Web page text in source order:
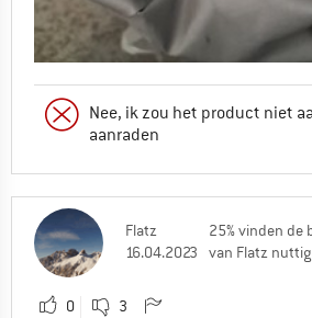
Nee, ik zou het product niet
aanraden
Flatz
16.04.2023
25% vinden de
van Flatz nuttig
0 3